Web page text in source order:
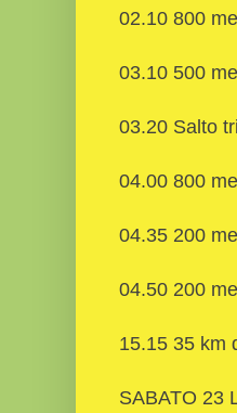
02.10 800
03.10 500
03.20 Salto
04.00 800
04.35 200
04.50 200
15.15 35 km
SABATO 23